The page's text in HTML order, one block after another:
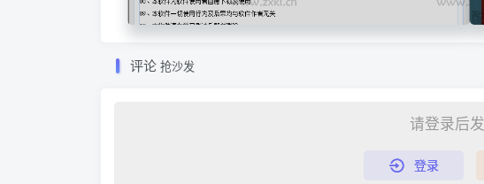
评论 抢沙发
请登录后
登录